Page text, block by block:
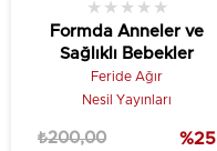
Formda Anneler ve
Sağlıklı Bebekler
★ ★ ★ ★ ★
Feride Ağır
Nesil Yayınları
₺200,00 %25